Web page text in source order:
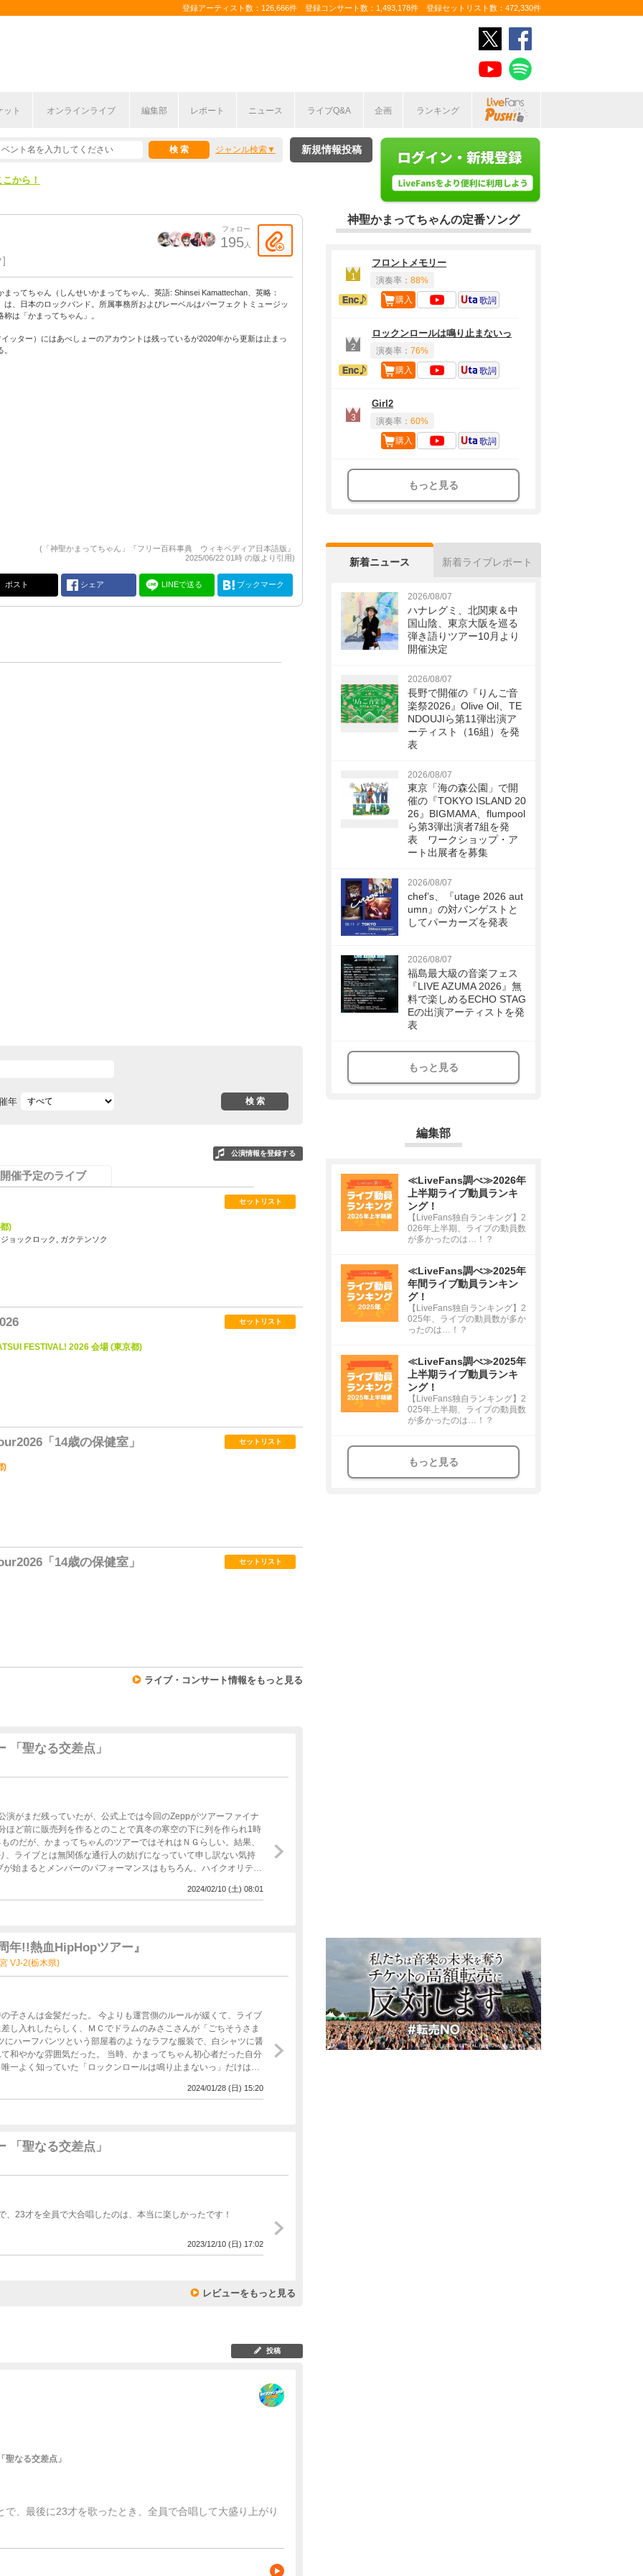
登録アーティスト数：126,666件 登録コンサート数：1,493,178件 登録セットリスト数：472,330件
ット オンラインライブ 編集部 レポート ニュース ライブQ&A 企画 ランキング
ジャンル検索
半期編発表！
から！
新規情報投稿
フォロー
195 人
まってちゃん（しんせいかまってちゃん、英語: Shinsei Kamattechan、英略：
は、日本のロックバンド。所属事務所およびレーベルはパーフェクトミュージッ
称は「かまってちゃん」。
イッター）にはあべしょーのアカウントは残っているが2020年から更新は止まっ
(「神聖かまってちゃん」『フリー百科事典 ウィキペディア日本語版』
2025/06/22 01時 の版より引用)
ポスト シェア LINEで送る ブックマーク
年
公演情報を登録する
催予定のライブ
)
ョックロック, ガクテンソク
セットリスト
FESTIVAL! 2026 会場 (東京都)
セットリスト
「14歳の保健室」
)
セットリスト
「14歳の保健室」 セットリスト
ライブ・コンサート情報をもっと見る
「聖なる交差点」
がまだ残っていたが、公式上では今回のZeppがツアーファイナ
ほど前に販売列を作るとのことで真冬の寒空の下に列を作られ1時
のだが、かまってちゃんのツアーではそれはＮＧらしい。結果、
ライブとは無関係な通行人の妨げになっていて申し訳ない気持
始まるとメンバーのパフォーマンスはもちろん、ハイクオリティ
ドは有名になると曲が変わってしまうものだが、神聖かまってち
2024/02/10 (土) 08:01
年!!熱血HipHopツアー』
VJ-2(栃木県)
子さんは金髪だった。 今よりも運営側のルールが緩くて、ライブ
し入れしたらしく、ＭＣでドラムのみさこさんが「ごちそうさま
ハーフパンツという部屋着のようなラフな服装で、白シャツに醤
和やかな雰囲気だった。 当時、かまってちゃん初心者だった自分
一よく知っていた「ロックンロールは鳴り止まないっ」だけは盛
ブのときだけのバイオリンサポートなので当時は贅沢だったこと
イブの東京ファイナルに行ってきた。メンバーのパフォーマンス
くなった。
2024/01/28 (日) 15:20
「聖なる交差点」
23才を全員で大合唱したのは、本当に楽しかったです！
2023/12/10 (日) 17:02
レビューをもっと見る
投稿
なる交差点」
、最後に23才を歌ったとき、全員で合唱して大盛り上がり
神聖かまってちゃんの定番ソング
1
フロントメモリー
演奏率： 88%
アンコール定番
購入 歌詞
2
ロックンロールは鳴り止まないっ
演奏率： 76%
アンコール定番
購入 歌詞
3
Girl2
演奏率： 60%
購入 歌詞
もっと見る
新着ニュース 新着ライブレポート
2026/08/07
ハナレグミ、北関東＆中
国山陰、東京大阪を巡る
弾き語りツアー10月より
開催決定
2026/08/07
長野で開催の『りんご音
楽祭2026』Olive Oil、TE
NDOUJIら第11弾出演ア
ーティスト（16組）を発
表
2026/08/07
東京「海の森公園」で開
催の『TOKYO ISLAND 20
26』BIGMAMA、flumpool
ら第3弾出演者7組を発
表 ワークショップ・ア
ート出展者を募集
2026/08/07
chef’s、『utage 2026 aut
umn』の対バンゲストと
してパーカーズを発表
2026/08/07
福島最大級の音楽フェス
『LIVE AZUMA 2026』無
料で楽しめるECHO STAG
Eの出演アーティストを発
表
もっと見る
編集部
≪LiveFans調べ≫2026年
上半期ライブ動員ランキ
ング！
【LiveFans独自ランキング】2
026年上半期、ライブの動員数
が多かったのは…！？
≪LiveFans調べ≫2025年
年間ライブ動員ランキン
グ！
【LiveFans独自ランキング】2
025年、ライブの動員数が多か
ったのは…！？
≪LiveFans調べ≫2025年
上半期ライブ動員ランキ
ング！
【LiveFans独自ランキング】2
025年上半期、ライブの動員数
が多かったのは…！？
もっと見る